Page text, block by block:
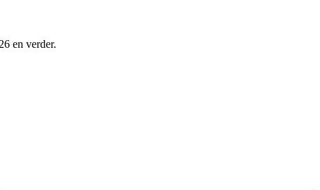
en verder.